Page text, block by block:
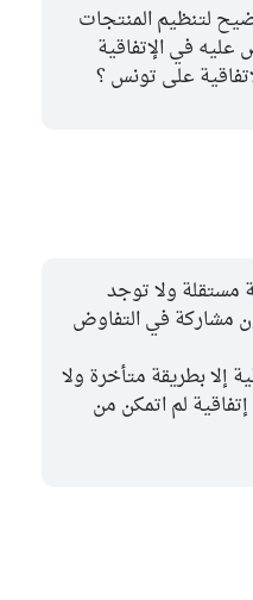
لتنظيم المنتجات
عليه في الإتفاقية
على تونس ؟
مستقلة ولا توجد
مشاركة في التفاوض
إلا بطريقة متأخرة ولا
لم اتمكن من